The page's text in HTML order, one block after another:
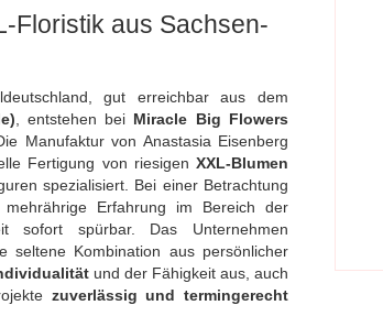
Floristik aus Sachsen-
gut erreichbar aus dem
, entstehen bei Miracle Big Flowers
Manufaktur von Anastasia Eisenberg
Fertigung von riesigen XXL-Blumen
spezialisiert. Bei einer Betrachtung
Erfahrung im Bereich der
sofort spürbar. Das Unternehmen
seltene Kombination aus persönlicher
und der Fähigkeit aus, auch
zuverlässig und termingerecht